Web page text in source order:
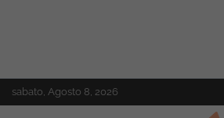
to
sabato, Agosto 8, 2026